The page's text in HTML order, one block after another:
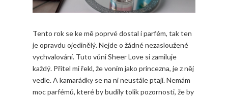
Tento rok se ke mě poprvé dostal i parfém, tak ten
je opravdu ojedinělý. Nejde o žádné nezasloužené
vychvalování. Tuto vůni Sheer Love si zamiluje
každý. Přítel mi řekl, že voním jako princezna, je z něj
vedle. A kamarádky se na ni neustále ptají. Nemám
moc parfémů, které by budily tolik pozornosti, že by